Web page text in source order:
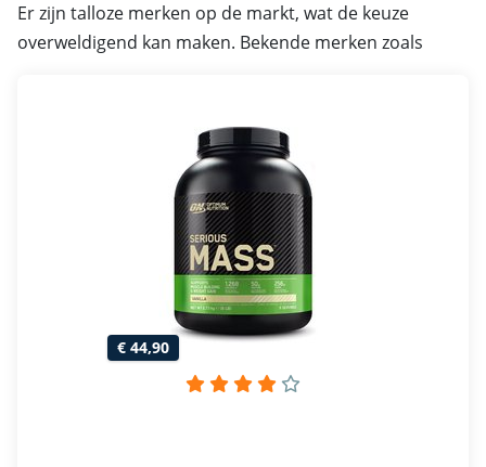
Er zijn talloze merken op de markt, wat de keuze
overweldigend kan maken. Bekende merken zoals
€ 44,90